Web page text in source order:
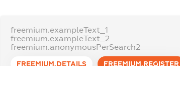
freemium.exampleText_1
freemium.exampleText_2
freemium.anonymousPerSearch2
FREEMIUM.DETAILS FREEMIUM.REGISTER